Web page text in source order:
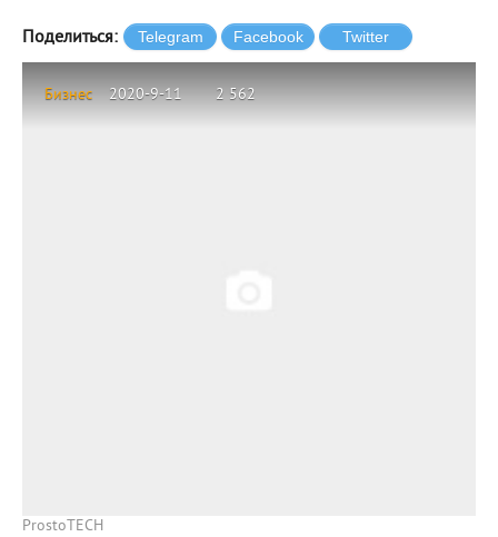
Поделиться:
Бизнес 2020-9-11 2 562
ProstoTECH